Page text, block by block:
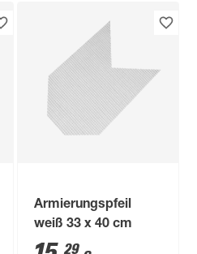
Armierungspfeil
weiß 33 x 40 cm
29